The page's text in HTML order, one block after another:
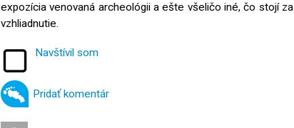
expozícia venovaná archeológii a ešte všeličo iné, čo stojí za
vzhliadnutie.
Navštívil som
Pridať komentár